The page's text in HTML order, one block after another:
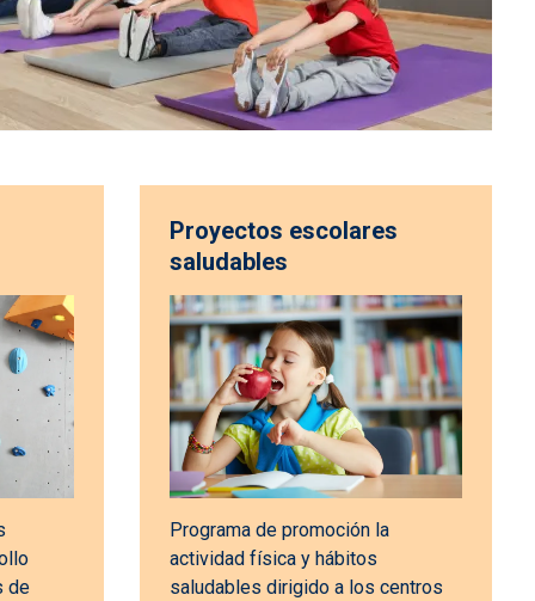
de
Proyectos escolares
saludables
Programa de promoción la
actividad física y hábitos
saludables dirigido a los centros